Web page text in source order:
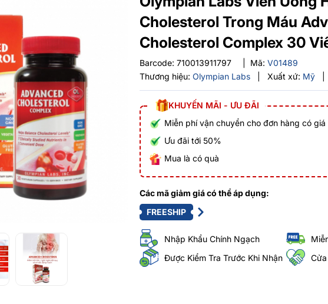
Cholesterol Trong Máu
Cholesterol Complex 30
Barcode:710013911797 Mã:V01489
Thương hiệu: Olympian Labs Xuất xứ: Mỹ
KHUYẾN MÃI - ƯU ĐÃI
Miễn phí vận chuyển cho đơn hàng có
Ưu đãi tới 50%
Mua là có quà
Các mã giảm giá có thể áp dụng:
FREESHIP
Nhập Khẩu Chính Ngạch
Được Kiểm Tra Trước Khi Nhận